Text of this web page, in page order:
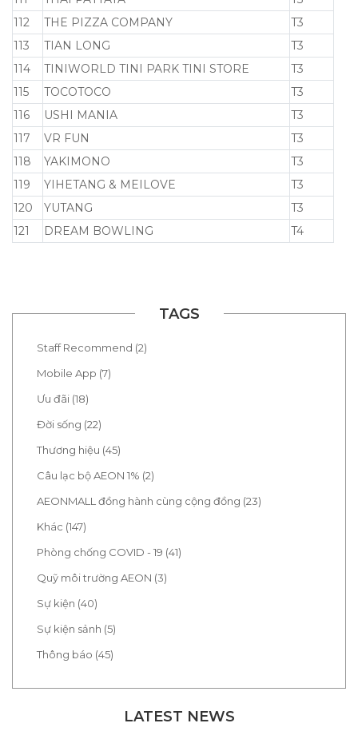
112
THE PIZZA COMPANY
T3
113
TIAN LONG
T3
114
TINIWORLD TINI PARK TINI STORE
T3
115
TOCOTOCO
T3
116
USHI MANIA
T3
117
VR FUN
T3
118
YAKIMONO
T3
119
YIHETANG & MEILOVE
T3
120
YUTANG
T3
121
DREAM BOWLING T4
TAGS
Staff Recommend (2)
Mobile App (7)
Ưu đãi (18)
Đời sống (22)
Thương hiệu (45)
Câu lạc bộ AEON 1% (2)
AEONMALL đồng hành cùng cộng đồng (23)
Khác (147)
Phòng chống COVID - 19 (41)
Quỹ môi trường AEON (3)
Sự kiện (40)
Sự kiện sảnh (5)
Thông báo (45)
LATEST NEWS